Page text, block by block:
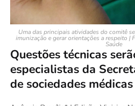
Uma das principais atividades do comitê
imunização e gerar orientações a respeito
Saúde
Questões técnicas
especialistas da
de sociedades médicas